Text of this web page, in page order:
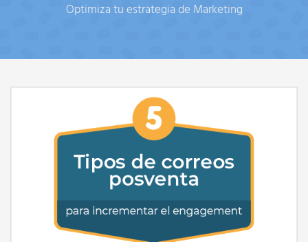
Optimiza tu estrategia de Marketing